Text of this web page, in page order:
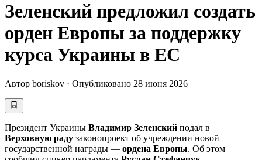
Зеленский предложил создать
орден Европы за поддержку
курса Украины в ЕС
Автор boriskov · Опубликовано 28 июня 2026
Президент Украины Владимир Зеленский подал в
Верховную раду законопроект об учреждении новой
государственной награды — ордена Европы. Об этом